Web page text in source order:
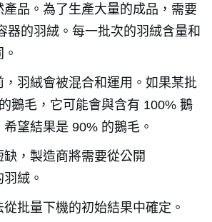
產品。為了生產大量的成品，需要
器的羽絨。每一批次的羽絨含量和
羽絨會被混合和運用。如果某批
鵝毛，它可能會與含有 100% 鵝
望結果是 90% 的鵝毛。
，製造商將需要從公開
絨。
批量下機的初始結果中確定。